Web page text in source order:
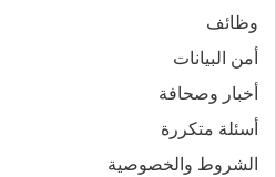
وظائف
أمن البيانات
أخبار وصحافة
أسئلة متكررة
الشروط والخصوصية